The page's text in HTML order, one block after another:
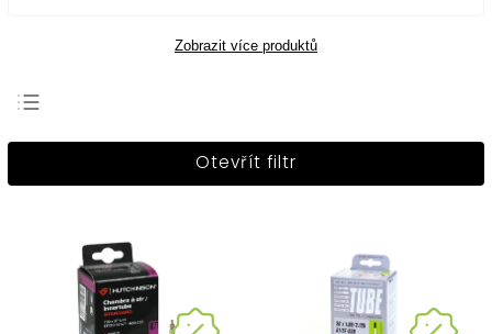
Zobrazit více produktů
Nejprodávanější
Abecedně
Otevřít filtr